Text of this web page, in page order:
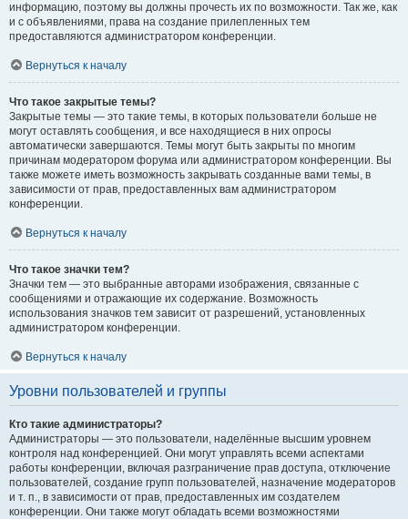
информацию, поэтому вы должны прочесть их по возможности. Так же, как
и с объявлениями, права на создание прилепленных тем
предоставляются администратором конференции.
Вернуться к началу
Что такое закрытые темы?
Закрытые темы — это такие темы, в которых пользователи больше не
могут оставлять сообщения, и все находящиеся в них опросы
автоматически завершаются. Темы могут быть закрыты по многим
причинам модератором форума или администратором конференции. Вы
также можете иметь возможность закрывать созданные вами темы, в
зависимости от прав, предоставленных вам администратором
конференции.
Вернуться к началу
Что такое значки тем?
Значки тем — это выбранные авторами изображения, связанные с
сообщениями и отражающие их содержание. Возможность
использования значков тем зависит от разрешений, установленных
администратором конференции.
Вернуться к началу
Уровни пользователей и группы
Кто такие администраторы?
Администраторы — это пользователи, наделённые высшим уровнем
контроля над конференцией. Они могут управлять всеми аспектами
работы конференции, включая разграничение прав доступа, отключение
пользователей, создание групп пользователей, назначение модераторов
и т. п., в зависимости от прав, предоставленных им создателем
конференции. Они также могут обладать всеми возможностями